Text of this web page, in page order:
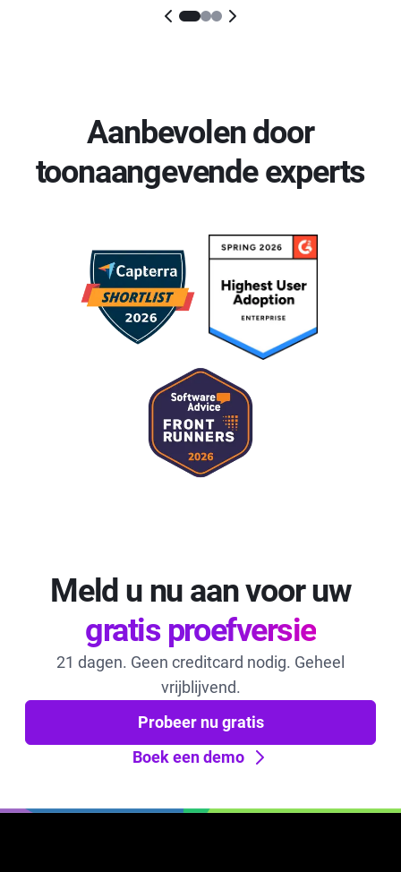
Aanbevolen door
toonaangevende experts
Meld u nu aan voor uw
gratis proefversie
21 dagen. Geen creditcard nodig. Geheel
vrijblijvend.
Probeer nu gratis
Boek een demo